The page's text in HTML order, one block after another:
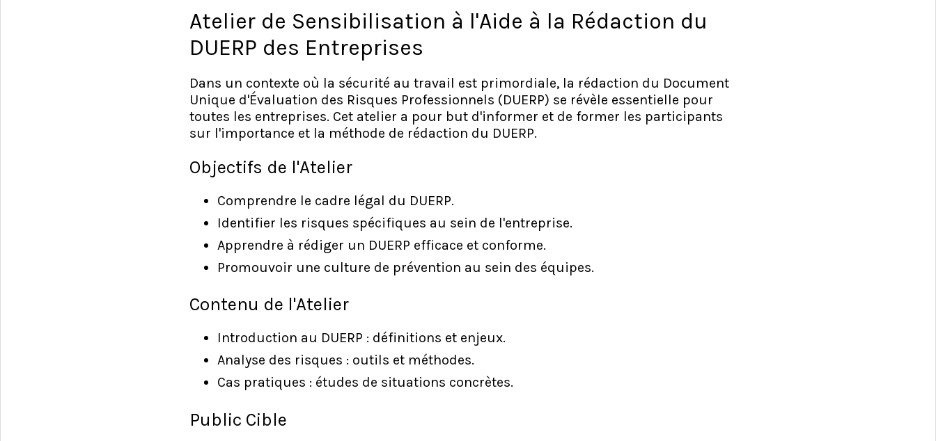
Atelier de Sensibilisation à l'Aide à la Rédaction du
DUERP des Entreprises
Dans un contexte où la sécurité au travail est primordiale, la rédaction du Document
Unique d'Évaluation des Risques Professionnels (DUERP) se révèle essentielle pour
toutes les entreprises. Cet atelier a pour but d'informer et de former les participants
sur l'importance et la méthode de rédaction du DUERP.
Objectifs de l'Atelier
Comprendre le cadre légal du DUERP.
Identifier les risques spécifiques au sein de l'entreprise.
Apprendre à rédiger un DUERP efficace et conforme.
Promouvoir une culture de prévention au sein des équipes.
Contenu de l'Atelier
Introduction au DUERP : définitions et enjeux.
Analyse des risques : outils et méthodes.
Cas pratiques : études de situations concrètes.
Public Cible